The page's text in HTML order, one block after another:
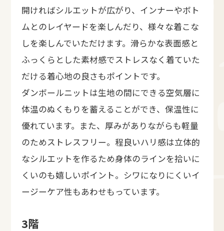
開ければシルエットが広がり、インナーやボト
ムとのレイヤードを楽しんだり、様々な着こな
しを楽しんでいただけます。滑らかな表面感と
ふっくらとした素材感でストレスなく着ていた
だける着心地の良さもポイントです。
ダンボールニットは生地の間にできる空気層に
体温のぬくもりを蓄えることができ、保温性に
優れています。また、厚みがありながらも軽量
のためストレスフリー。程良いハリ感は立体的
なシルエットを作るため身体のラインを拾いに
くいのも嬉しいポイント。シワになりにくいイ
ージーケア性もあわせもっています。
3階